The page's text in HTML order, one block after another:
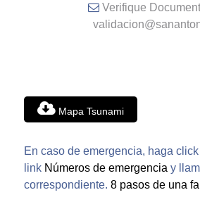
Verifique
Mapa Tsunami
En caso de emergencia, haga
link Números de emergencia y
correspondiente. 8 pasos de una